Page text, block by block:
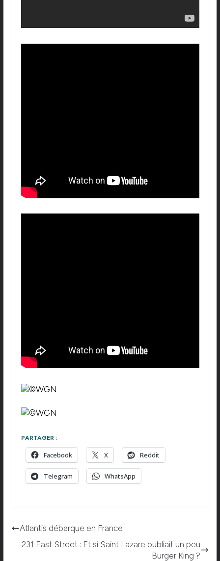
PARTAGER :
Facebook X Reddit
Telegram WhatsApp
Atlantis débarque en France
231 East Street : Et si Saint Lazare oubliait un peu
Burger King ?